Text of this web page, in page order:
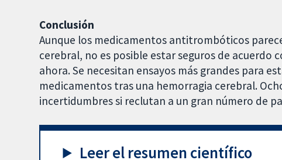
Conclusión
Aunque los medicamentos antitrombóticos
cerebral, no es posible estar seguros de acuerdo
ahora. Se necesitan ensayos más grandes para
medicamentos tras una hemorragia cerebral.
incertidumbres si reclutan a un gran número de
Leer el resumen científico